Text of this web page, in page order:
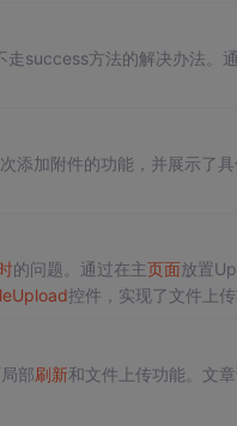
走success方法的解决办法。
添加附件的功能，并展示了具
的问题。通过在主页面放置
Upload控件，实现了文件上
局部刷新和文件上传功能。文